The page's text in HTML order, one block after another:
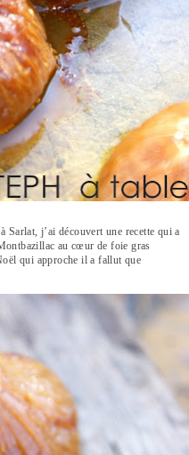
Sarlat, j’ai découvert une recette qui a
au cœur de foie gras
qui approche il a fallut que